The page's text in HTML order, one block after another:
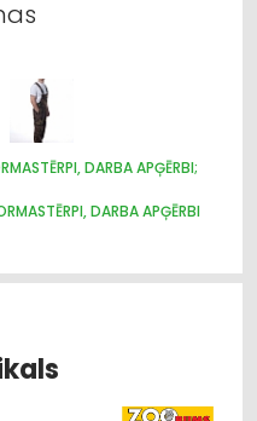
DARBA APĢĒRBI;
DARBA APĢĒRBI